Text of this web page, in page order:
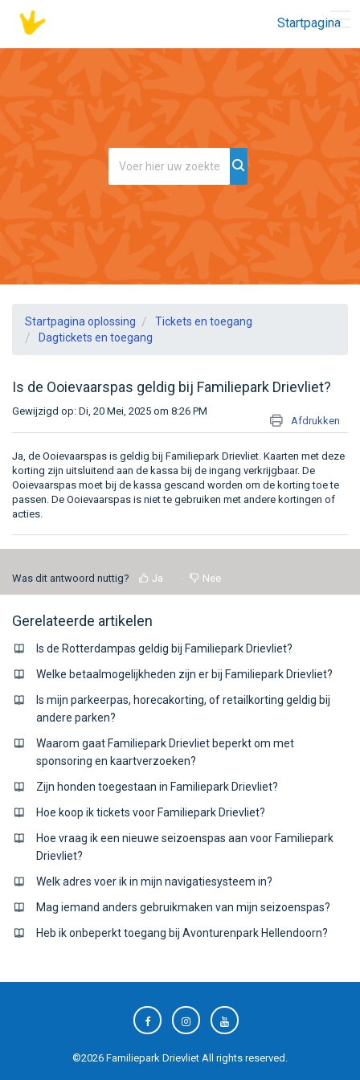
Startpagina
Startpagina oplossing
Tickets en toegang
Dagtickets en toegang
Is de Ooievaarspas geldig bij Familiepark Drievliet?
Afdrukken
Gewijzigd op: Di, 20 Mei, 2025 om 8:26 PM
Ja, de Ooievaarspas is geldig bij Familiepark Drievliet. Kaarten met deze
korting zijn uitsluitend aan de kassa bij de ingang verkrijgbaar. De
Ooievaarspas moet bij de kassa gescand worden om de korting toe te
passen. De Ooievaarspas is niet te gebruiken met andere kortingen of
acties.
Was dit antwoord nuttig? Ja Nee
Gerelateerde artikelen
Is de Rotterdampas geldig bij Familiepark Drievliet?
Welke betaalmogelijkheden zijn er bij Familiepark Drievliet?
Is mijn parkeerpas, horecakorting, of retailkorting geldig bij
andere parken?
Waarom gaat Familiepark Drievliet beperkt om met
sponsoring en kaartverzoeken?
Zijn honden toegestaan in Familiepark Drievliet?
Hoe koop ik tickets voor Familiepark Drievliet?
Hoe vraag ik een nieuwe seizoenspas aan voor Familiepark
Drievliet?
Welk adres voer ik in mijn navigatiesysteem in?
Mag iemand anders gebruikmaken van mijn seizoenspas?
Heb ik onbeperkt toegang bij Avonturenpark Hellendoorn?
©2026 Familiepark Drievliet All rights reserved.